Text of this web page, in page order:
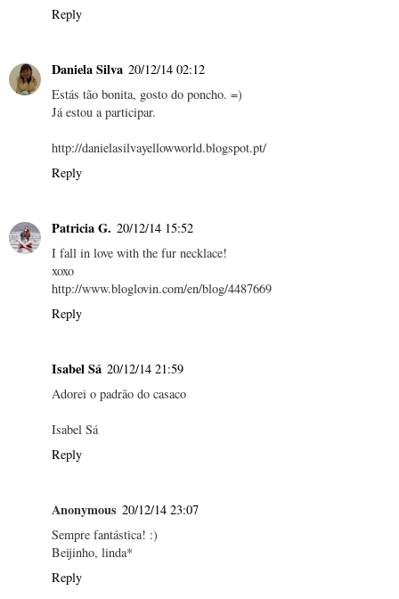
Reply
Daniela Silva 20/12/14 02:12
Estás tão bonita, gosto do poncho. =)
Já estou a participar.
http://danielasilvayellowworld.blogspot.pt/
Reply
Patricia G. 20/12/14 15:52
I fall in love with the fur necklace!
xoxo
http://www.bloglovin.com/en/blog/4487669
Reply
Isabel Sá 20/12/14 21:59
Adorei o padrão do casaco
Isabel Sá
Reply
Anonymous 20/12/14 23:07
Sempre fantástica! :)
Beijinho, linda*
Reply